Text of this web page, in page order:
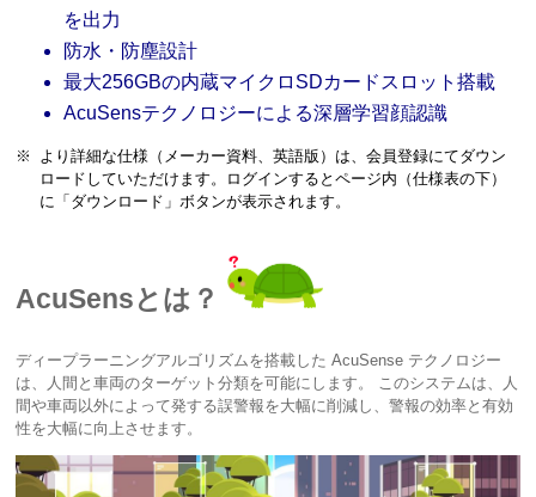
を出力
防水・防塵設計
最大256GBの内蔵マイクロSDカードスロット搭載
AcuSensテクノロジーによる深層学習顔認識
※
より詳細な仕様（メーカー資料、英語版）は、会員登録にてダウン
ロードしていただけます。ログインするとページ内（仕様表の下）
に「ダウンロード」ボタンが表示されます。
AcuSensとは？
ディープラーニングアルゴリズムを搭載した AcuSense テクノロジー
は、人間と車両のターゲット分類を可能にします。 このシステムは、人
間や車両以外によって発する誤警報を大幅に削減し、警報の効率と有効
性を大幅に向上させます。